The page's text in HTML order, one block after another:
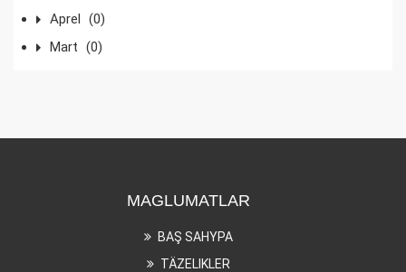
Aprel (0)
Mart (0)
MAGLUMATLAR
BAŞ SAHYPA
TÄZELIKLER